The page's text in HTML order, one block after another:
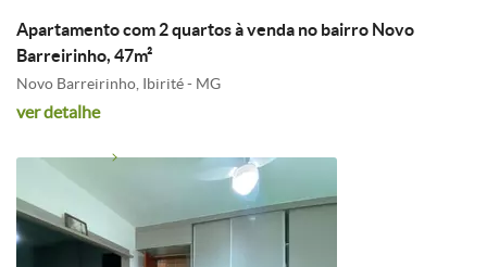
Apartamento com 2 quartos à venda no bairro Novo
Barreirinho, 47m²
Novo Barreirinho, Ibirité - MG
ver detalhe